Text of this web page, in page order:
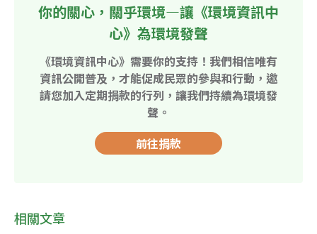
你的關心，關乎環境—讓《環境資訊中
心》為環境發聲
《環境資訊中心》需要你的支持！我們相信唯有
資訊公開普及，才能促成民眾的參與和行動，邀
請您加入定期捐款的行列，讓我們持續為環境發
聲。
前往捐款
相關文章